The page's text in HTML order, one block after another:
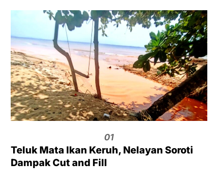
01
Teluk Mata Ikan Keruh, Nelayan Soroti
Dampak Cut and Fill